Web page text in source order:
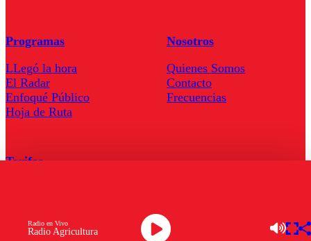
Radio Agricultura
Radio en Vivo
Programas
LLegó la hora
El Radar
Enfoqué Público
Hoja de Ruta
Nosotros
Quienes Somos
Contacto
Frecuencias
Tarifas